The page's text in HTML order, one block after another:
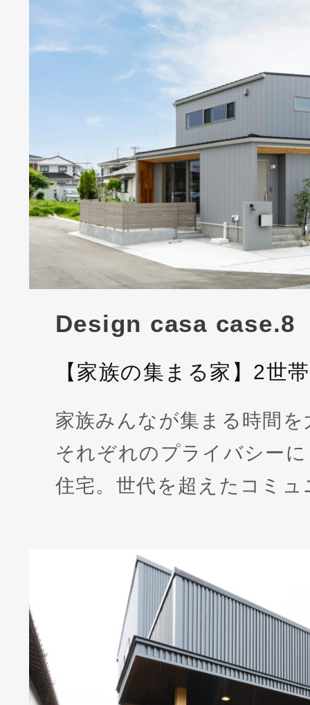
Design casa case.8
【家族の集まる家】2世
家族みんなが集まる時間
それぞれのプライバシー
住宅。世代を超えたコミ